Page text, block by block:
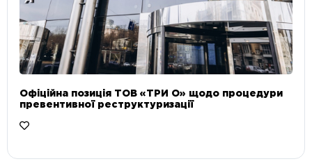
Офіційна позиція ТОВ «ТРИ О» щодо процедури
превентивної реструктуризації